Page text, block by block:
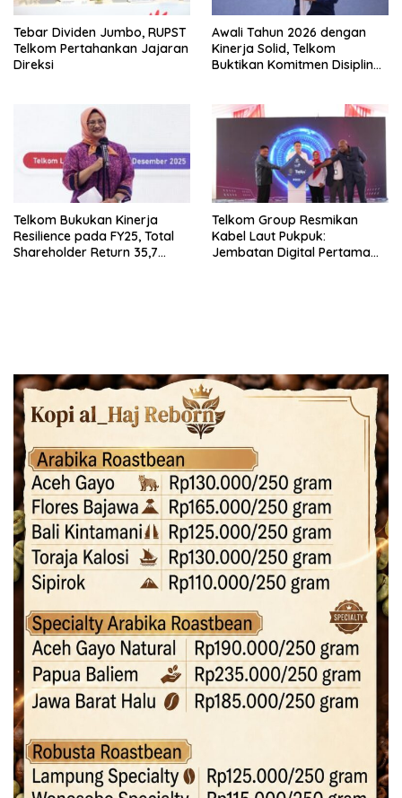
Tebar Dividen Jumbo, RUPST
Telkom Pertahankan Jajaran
Direksi
Awali Tahun 2026 dengan
Kinerja Solid, Telkom
Buktikan Komitmen Disiplin
Telkom Bukukan Kinerja
Resilience pada FY25, Total
Shareholder Return 35,7
Telkom Group Resmikan
Kabel Laut Pukpuk:
Jembatan Digital Pertama